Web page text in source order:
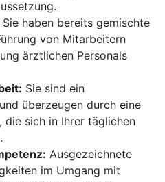
Sie haben bereits gemischte
von Mitarbeitern
ärztlichen Personals
Sie sind ein
überzeugen durch eine
die sich in Ihrer täglichen
Ausgezeichnete
im Umgang mit